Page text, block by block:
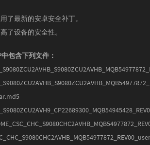
用了最新的安卓安全补丁。
了设备的安全性。
中包含下列文件：